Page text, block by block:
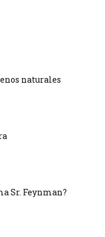
naturales
Sr. Feynman?